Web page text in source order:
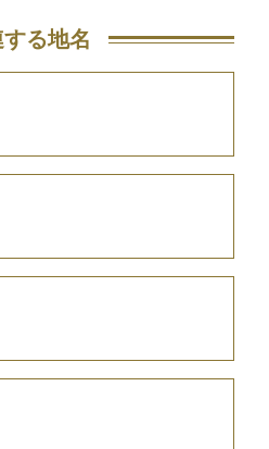
する地名